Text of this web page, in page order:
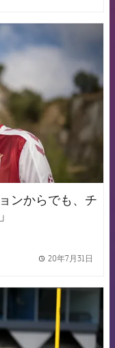
ンからでも、チ
20年7月31日